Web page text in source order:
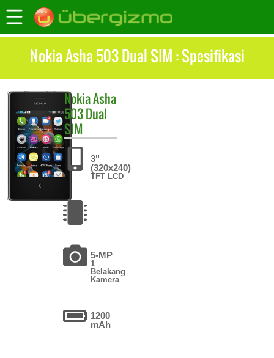
Nokia Asha 503 Dual SIM : Spesifikasi
NokiaAsha
503 Dual
SIM
3"
(320x240)
TFT LCD
5-MP
1
Belakang
Kamera
1200
mAh